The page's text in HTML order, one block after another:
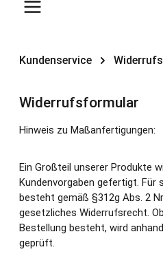
Kundenservice
Widerrufsformular
Hinweis zu Maßanfertigungen:
Ein Großteil unserer Produkte
Kundenvorgaben gefertigt. Für
besteht gemäß §312g Abs. 2
gesetzliches Widerrufsrecht.
Bestellung besteht, wird
geprüft.